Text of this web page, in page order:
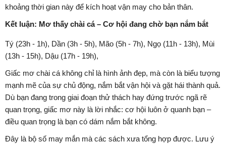
khoảng thời gian này để kích hoạt vận may cho bản thân.
Kết luận: Mơ thấy chài cá – Cơ hội đang chờ bạn nắm bắt
Tý (23h - 1h), Dần (3h - 5h), Mão (5h - 7h), Ngọ (11h - 13h), Mùi
(13h - 15h), Dậu (17h - 19h),
Giấc mơ chài cá không chỉ là hình ảnh đẹp, mà còn là biểu tượng
mạnh mẽ của sự chủ động, nắm bắt vận hội và gặt hái thành quả.
Dù bạn đang trong giai đoạn thử thách hay đứng trước ngã rẽ
quan trọng, giấc mơ này là lời nhắc: cơ hội luôn ở quanh bạn –
điều quan trọng là bạn có dám nắm bắt không.
Đây là bộ số may mắn mà các sách xưa tổng hợp được. Lưu ý